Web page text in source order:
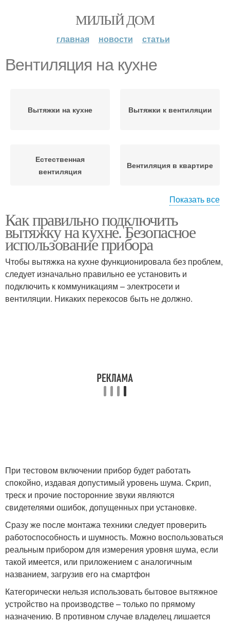
МИЛЫЙ ДОМ
главная новости статьи
Вентиляция на кухне
Вытяжки на кухне Вытяжки к вентиляции
Естественная
вентиляция
Вентиляция в квартире
вытяжки
вентиляцию
Требования к
вентиляции
Система на кухне
Показать все
Как правильно подключить
вытяжку на кухне. Безопасное
использование прибора
Чтобы вытяжка на кухне функционировала без проблем,
следует изначально правильно ее установить и
подключить к коммуникациям – электросети и
вентиляции. Никаких перекосов быть не должно.
При тестовом включении прибор будет работать
спокойно, издавая допустимый уровень шума. Скрип,
треск и прочие посторонние звуки являются
свидетелями ошибок, допущенных при установке.
Сразу же после монтажа техники следует проверить
работоспособность и шумность. Можно воспользоваться
реальным прибором для измерения уровня шума, если
такой имеется, или приложением с аналогичным
названием, загрузив его на смартфон
Категорически нельзя использовать бытовое вытяжное
устройство на производстве – только по прямому
назначению. В противном случае владелец лишается